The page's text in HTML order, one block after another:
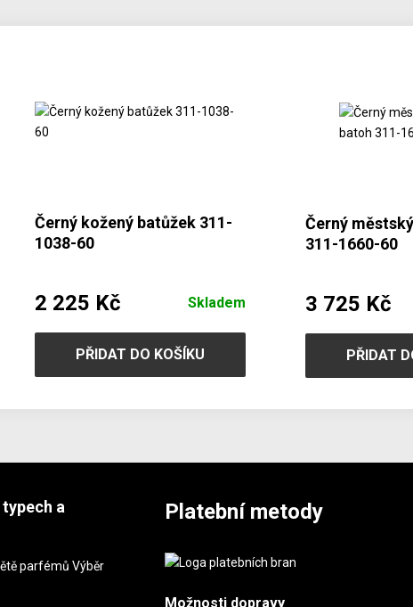
Černý kožený batůžek 311-
1038-60
2 225 Kč Skladem
PŘIDAT DO KOŠÍKU
Černý
311-1660-60
3 725 Kč
PŘIDAT
a
parfémů Výběr
Platební metody
Možnostidopravy